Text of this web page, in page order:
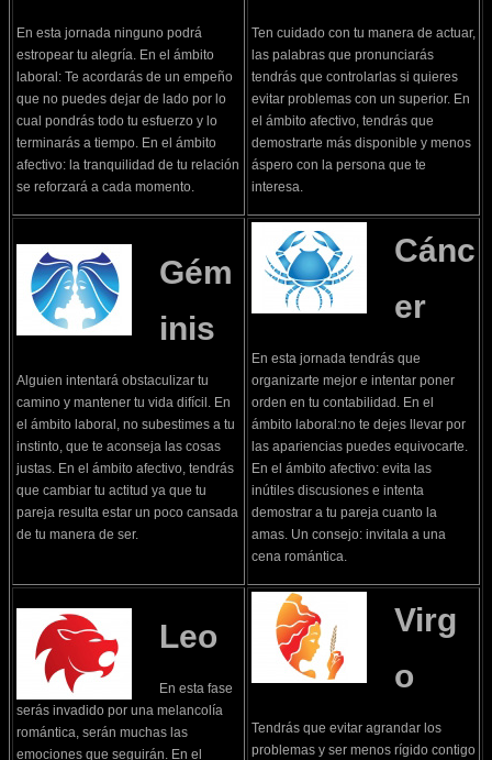
En esta jornada ninguno podrá
estropear tu alegría. En el ámbito
laboral: Te acordarás de un empeño
que no puedes dejar de lado por lo
cual pondrás todo tu esfuerzo y lo
terminarás a tiempo. En el ámbito
afectivo: la tranquilidad de tu relación
se reforzará a cada momento.
Ten cuidado con tu manera de actuar,
las palabras que pronunciarás
tendrás que controlarlas si quieres
evitar problemas con un superior. En
el ámbito afectivo, tendrás que
demostrarte más disponible y menos
áspero con la persona que te
interesa.
Gém
inis
Alguien intentará obstaculizar tu
camino y mantener tu vida difícil. En
el ámbito laboral, no subestimes a tu
instinto, que te aconseja las cosas
justas. En el ámbito afectivo, tendrás
que cambiar tu actitud ya que tu
pareja resulta estar un poco cansada
de tu manera de ser.
Cánc
er
En esta jornada tendrás que
organizarte mejor e intentar poner
orden en tu contabilidad. En el
ámbito laboral:no te dejes llevar por
las apariencias puedes equivocarte.
En el ámbito afectivo: evita las
inútiles discusiones e intenta
demostrar a tu pareja cuanto la
amas. Un consejo: invitala a una
cena romántica.
Leo
En esta fase
serás invadido por una melancolía
romántica, serán muchas las
emociones que seguirán. En el
Virg
o
Tendrás que evitar agrandar los
problemas y ser menos rígido contigo